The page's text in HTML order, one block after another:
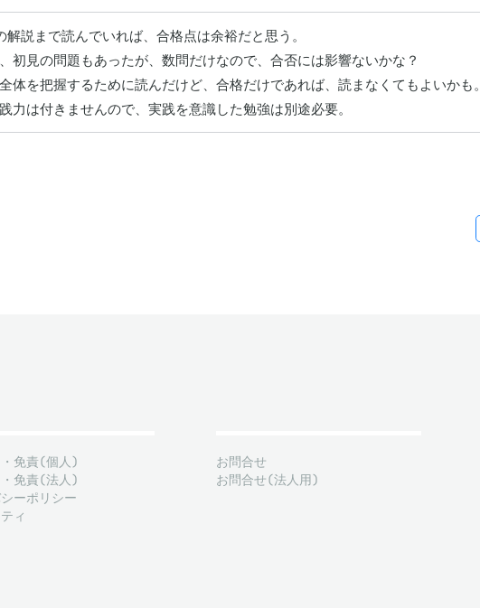
説まで読んでいれば、合格点は余裕だと思う。
初見の問題もあったが、数問だけなので、合否には影響ないかな？
体を把握するために読んだけど、合格だけであれば、読まなくてもよいかも。
力は付きませんので、実践を意識した勉強は別途必要。
免責(個人)
免責(法人)
ーポリシー
ィ
お問合せ
お問合せ(法人用)